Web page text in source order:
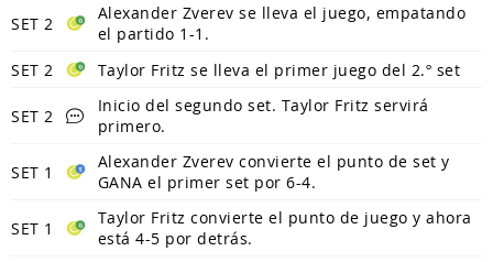
SET 2
Alexander Zverev se lleva el juego, empatando
el partido 1-1.
SET 2
Taylor Fritz se lleva el primer juego del 2.º set
SET 2
Inicio del segundo set. Taylor Fritz servirá
primero.
SET 1
Alexander Zverev convierte el punto de set y
GANA el primer set por 6-4.
SET 1
Taylor Fritz convierte el punto de juego y ahora
está 4-5 por detrás.